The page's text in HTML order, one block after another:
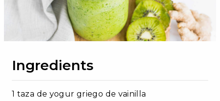
Ingredients
1 taza de yogur griego de vainilla